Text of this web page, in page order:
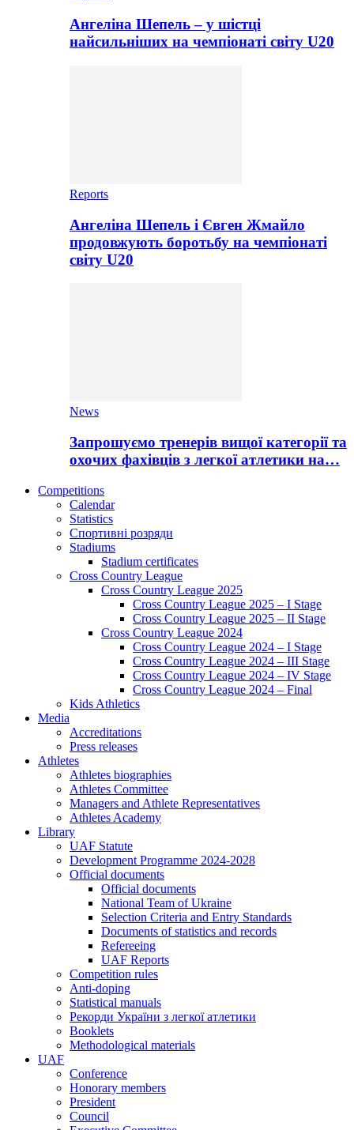
Ангеліна Шепель – у шістці
найсильніших на чемпіонаті світу U20
Reports
Ангеліна Шепель і Євген Жмайло
продовжують боротьбу на чемпіонаті
світу U20
News
Запрошуємо тренерів вищої категорії та
охочих фахівців з легкої атлетики на…
Competitions
Calendar
Statistics
Спортивні розряди
Stadiums
Stadium certificates
Cross Country League
Cross Country League 2025
Cross Country League 2025 – I Stage
Cross Country League 2025 – II Stage
Cross Country League 2024
Cross Country League 2024 – I Stage
Cross Country League 2024 – III Stage
Cross Country League 2024 – IV Stage
Cross Country League 2024 – Final
Kids Athletics
Media
Accreditations
Press releases
Athletes
Athletes biographies
Athletes Committee
Managers and Athlete Representatives
Athletes Academy
Library
UAF Statute
Development Programme 2024-2028
Official documents
Official documents
National Team of Ukraine
Selection Criteria and Entry Standards
Documents of statistics and records
Refereeing
UAF Reports
Competition rules
Anti-doping
Statistical manuals
Рекорди України з легкої атлетики
Booklets
Methodological materials
UAF
Conference
Honorary members
President
Council